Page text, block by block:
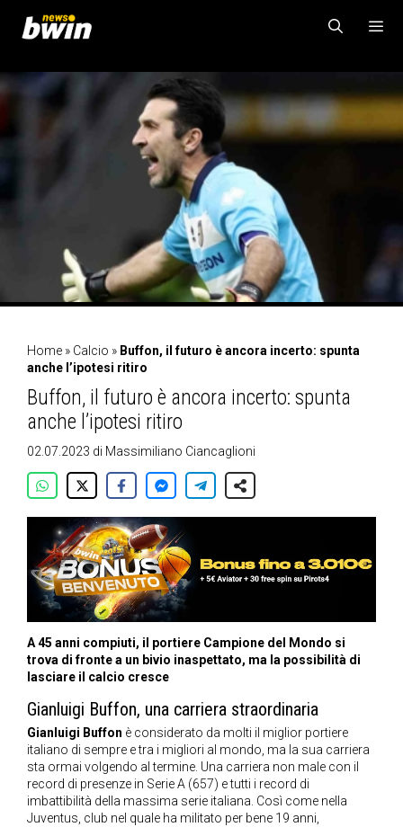
contenuto
Home » Calcio » Buffon, il futuro è ancora incerto: spunta
anche l’ipotesi ritiro
Buffon, il futuro è ancora incerto: spunta
anche l’ipotesi ritiro
02.07.2023 di Massimiliano Ciancaglioni
A 45 anni compiuti, il portiere Campione del Mondo si
trova di fronte a un bivio inaspettato, ma la possibilità di
lasciare il calcio cresce
Gianluigi Buffon, una carriera straordinaria
Gianluigi Buffon è considerato da molti il miglior portiere
italiano di sempre e tra i migliori al mondo, ma la sua carriera
sta ormai volgendo al termine. Una carriera non male con il
record di presenze in Serie A (657) e tutti i record di
imbattibilità della massima serie italiana. Così come nella
Juventus, club nel quale ha militato per bene 19 anni,